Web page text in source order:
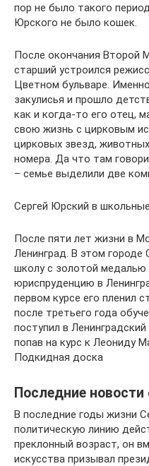
пор не было такого
Юрского не было кошек.
После окончания Второй
старший устроился
Цветном бульваре.
закулисья и прошло
как и когда-то его отец,
свою жизнь с цирковым
цирковых звезд,
номера. Да что там
– семье выделили две
Сергей Юрский в
После пяти лет жизни в
Ленинград. В этом городе
школу с золотой медалью
юриспруденцию в
первом курсе его пленил
после третьего года
поступил в
попав на курс к Леониду
Подкидная доска
Последние новости
В последние годы жизни
политическую линию
преклонный возраст, он
искусства призывал